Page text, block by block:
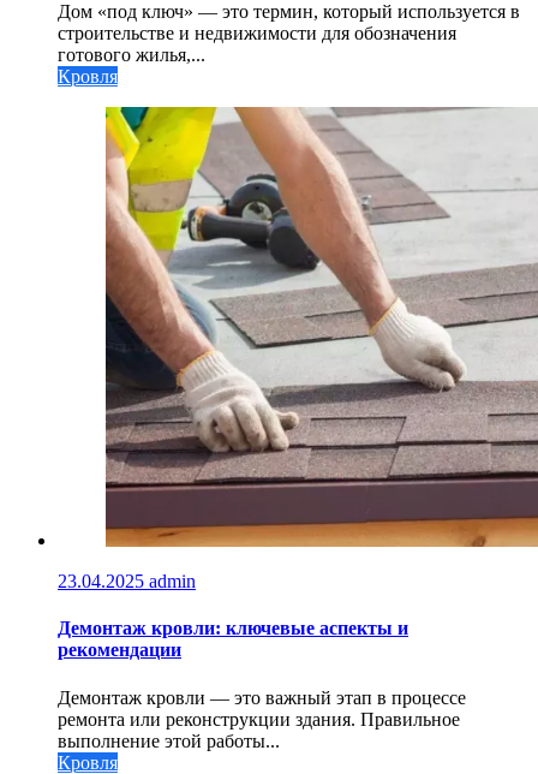
Дом «под ключ» — это термин, который используется в
строительстве и недвижимости для обозначения
готового жилья,...
Кровля
23.04.2025 admin
Демонтаж кровли: ключевые аспекты и
рекомендации
Демонтаж кровли — это важный этап в процессе
ремонта или реконструкции здания. Правильное
выполнение этой работы...
Кровля